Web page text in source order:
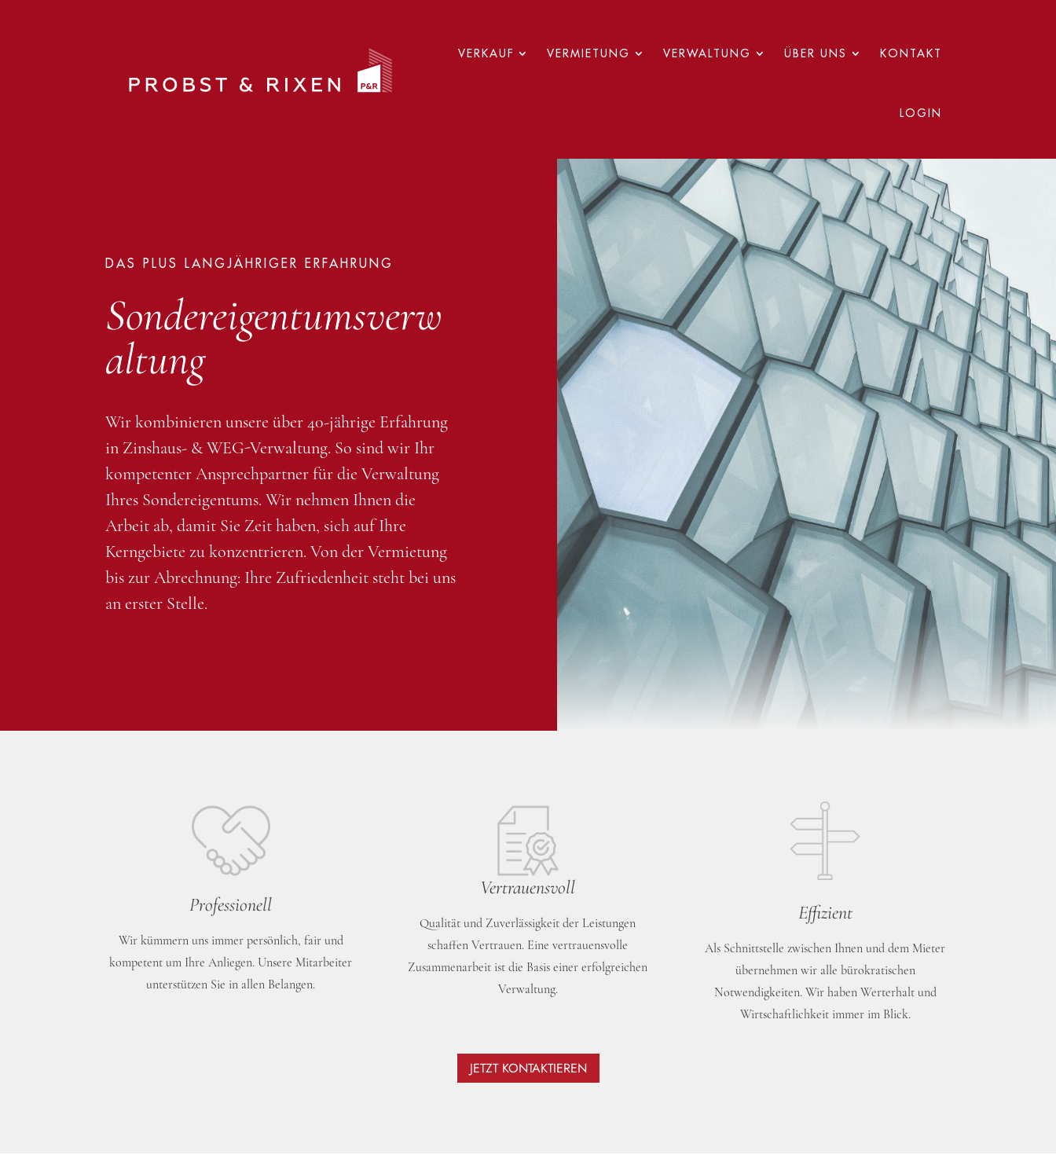
VERKAUF VERMIETUNG VERWALTUNG ÜBER UNS KONTAKT
LOGIN
DAS PLUS LANGJÄHRIGER ERFAHRUNG
Sondereigentumsverw
altung
Wir kombinieren unsere über 40-jährige Erfahrung
in Zinshaus- & WEG-Verwaltung. So sind wir Ihr
kompetenter Ansprechpartner für die Verwaltung
Ihres Sondereigentums. Wir nehmen Ihnen die
Arbeit ab, damit Sie Zeit haben, sich auf Ihre
Kerngebiete zu konzentrieren. Von der Vermietung
bis zur Abrechnung: Ihre Zufriedenheit steht bei uns
an erster Stelle.
Professionell
Wir kümmern uns immer persönlich, fair und
kompetent um Ihre Anliegen. Unsere Mitarbeiter
unterstützen Sie in allen Belangen.
Vertrauensvoll
Qualität und Zuverlässigkeit der Leistungen
schaffen Vertrauen. Eine vertrauensvolle
Zusammenarbeit ist die Basis einer erfolgreichen
Verwaltung.
Effizient
Als Schnittstelle zwischen Ihnen und dem Mieter
übernehmen wir alle bürokratischen
Notwendigkeiten. Wir haben Werterhalt und
Wirtschaftlichkeit immer im Blick.
JETZT KONTAKTIEREN